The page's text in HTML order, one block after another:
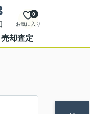
お気に入り
0
売却査定